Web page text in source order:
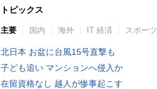
トピックス
主要 国内 海外 IT 経済 スポーツ
北日本 お盆に台風15号直撃も
子ども追い マンションへ侵入か
在留資格なし 越人が惨事起こす